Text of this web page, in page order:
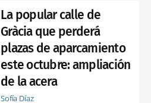
La popular calle de
Gràcia que perderá
plazas de aparcamiento
este octubre: ampliación
de la acera
Sofía Díaz